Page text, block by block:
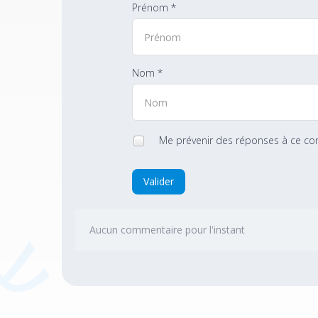
Prénom *
Nom *
Me prévenir des réponses à ce
Valider
Aucun commentaire pour l'instant